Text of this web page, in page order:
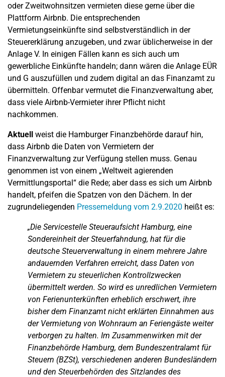
oder Zweitwohnsitzen vermieten diese gerne über die
Plattform Airbnb. Die entsprechenden
Vermietungseinkünfte sind selbstverständlich in der
Steuererklärung anzugeben, und zwar üblicherweise in der
Anlage V. In einigen Fällen kann es sich auch um
gewerbliche Einkünfte handeln; dann wären die Anlage EÜR
und G auszufüllen und zudem digital an das Finanzamt zu
übermitteln. Offenbar vermutet die Finanzverwaltung aber,
dass viele Airbnb-Vermieter ihrer Pflicht nicht
nachkommen.
Aktuell weist die Hamburger Finanzbehörde darauf hin,
dass Airbnb die Daten von Vermietern der
Finanzverwaltung zur Verfügung stellen muss. Genau
genommen ist von einem „Weltweit agierenden
Vermittlungsportal“ die Rede; aber dass es sich um Airbnb
handelt, pfeifen die Spatzen von den Dächern. In der
zugrundeliegenden Pressemeldung vom 2.9.2020 heißt es:
„Die Servicestelle Steueraufsicht Hamburg, eine
Sondereinheit der Steuerfahndung, hat für die
deutsche Steuerverwaltung in einem mehrere Jahre
andauernden Verfahren erreicht, dass Daten von
Vermietern zu steuerlichen Kontrollzwecken
übermittelt werden. So wird es unredlichen Vermietern
von Ferienunterkünften erheblich erschwert, ihre
bisher dem Finanzamt nicht erklärten Einnahmen aus
der Vermietung von Wohnraum an Feriengäste weiter
verborgen zu halten. Im Zusammenwirken mit der
Finanzbehörde Hamburg, dem Bundeszentralamt für
Steuern (BZSt), verschiedenen anderen Bundesländern
und den Steuerbehörden des Sitzlandes des